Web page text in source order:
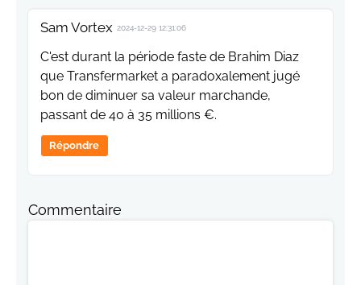
Sam Vortex 2024-12-29 12:31:06
C'est durant la période faste de Brahim Diaz
que Transfermarket a paradoxalement jugé
bon de diminuer sa valeur marchande,
passant de 40 à 35 millions €.
Répondre
Commentaire